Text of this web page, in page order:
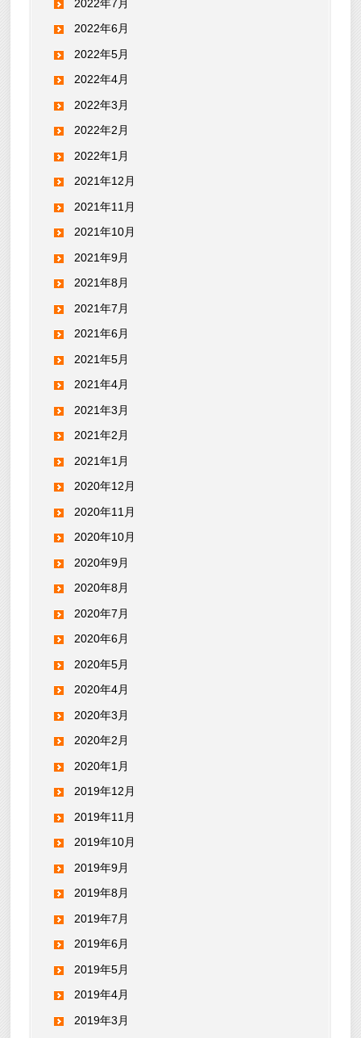
2022年7月
2022年6月
2022年5月
2022年4月
2022年3月
2022年2月
2022年1月
2021年12月
2021年11月
2021年10月
2021年9月
2021年8月
2021年7月
2021年6月
2021年5月
2021年4月
2021年3月
2021年2月
2021年1月
2020年12月
2020年11月
2020年10月
2020年9月
2020年8月
2020年7月
2020年6月
2020年5月
2020年4月
2020年3月
2020年2月
2020年1月
2019年12月
2019年11月
2019年10月
2019年9月
2019年8月
2019年7月
2019年6月
2019年5月
2019年4月
2019年3月